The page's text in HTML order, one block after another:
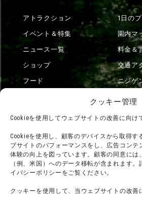
クッキー管理
Cookieを使用してウェブサイトの改善に向け
Cookieを使用し、顧客のデバイスから取得す
ブサイトのパフォーマンスをし、広告コンテ
体験の向上を図っています。顧客の同意には
（例、米国）へのデータ移転が含まれます
イバシーポリシーをご覧ください。
クッキーを使用して、当ウェブサイトの改善
アトラクション
イベント＆特集
ニュース一覧
ショップ
フード
1日の
園内マ
料金＆
交通ア
ニジゲ
団体利用について
チームビルディング計画
お問い合わせ
メディ
SNS